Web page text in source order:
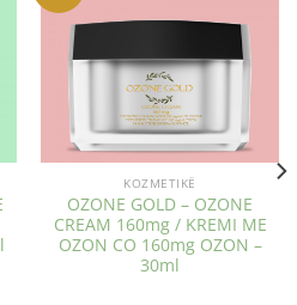
KOZMETIKË
OZONE GOLD – OZONE
CREAM 160mg / KREMI ME
OZON СО 160mg OZON –
30ml